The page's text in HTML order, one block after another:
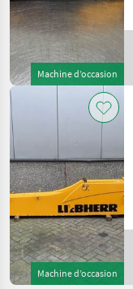
Machine d’occasion
Machine d’occasion